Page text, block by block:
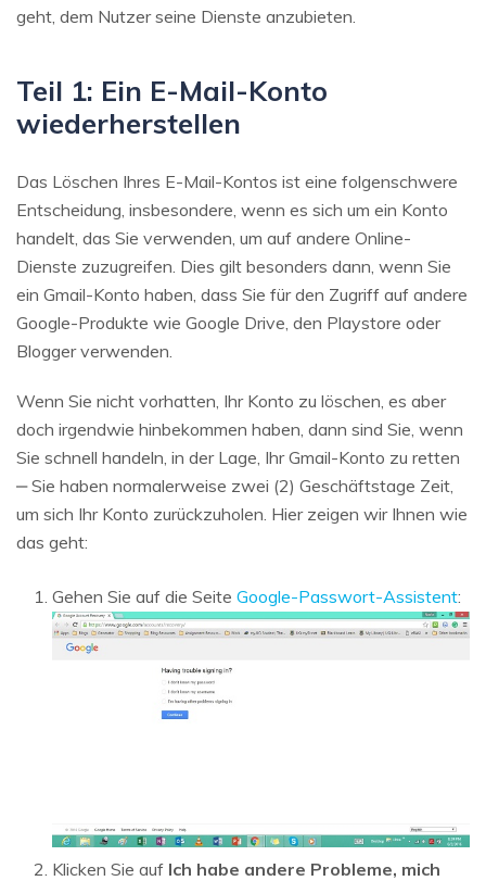
geht, dem Nutzer seine Dienste anzubieten.
Teil 1: Ein E-Mail-Konto
wiederherstellen
Das Löschen Ihres E-Mail-Kontos ist eine folgenschwere
Entscheidung, insbesondere, wenn es sich um ein Konto
handelt, das Sie verwenden, um auf andere Online-
Dienste zuzugreifen. Dies gilt besonders dann, wenn Sie
ein Gmail-Konto haben, dass Sie für den Zugriff auf andere
Google-Produkte wie Google Drive, den Playstore oder
Blogger verwenden.
Wenn Sie nicht vorhatten, Ihr Konto zu löschen, es aber
doch irgendwie hinbekommen haben, dann sind Sie, wenn
Sie schnell handeln, in der Lage, Ihr Gmail-Konto zu retten
‒ Sie haben normalerweise zwei (2) Geschäftstage Zeit,
um sich Ihr Konto zurückzuholen. Hier zeigen wir Ihnen wie
das geht:
Gehen Sie auf die Seite Google-Passwort-Assistent:
Klicken Sie auf Ich habe andere Probleme, mich